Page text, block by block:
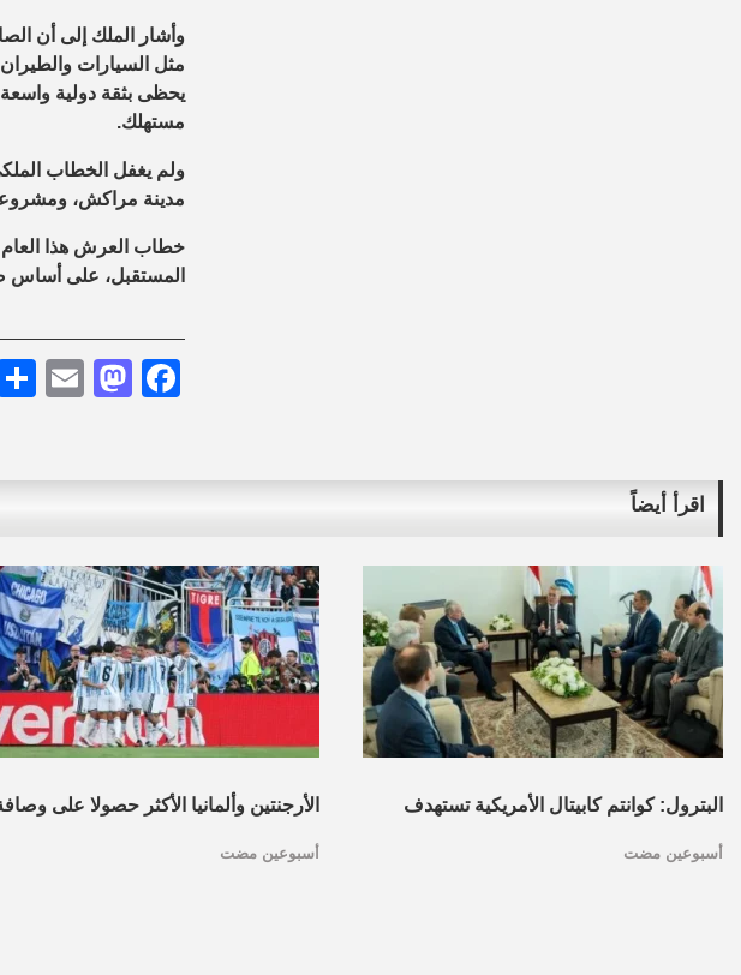
مثل السيارات
مستهلك.
ولم يغفل الخطاب
مدينة مراكش،
خطاب العرش هذا العام
المستقبل، على أساس
اقرأ أيضاً
البترول: كوانتم كابيتال الأمريكية تستهدف
أسبوعين مضت
الأرجنتين وألمانيا الأكثر حصولا على
أسبوعين مضت